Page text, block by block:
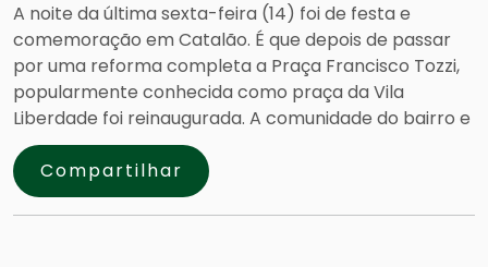
A noite da última sexta-feira (14) foi de festa e
comemoração em Catalão. É que depois de passar
por uma reforma completa a Praça Francisco Tozzi,
popularmente conhecida como praça da Vila
Liberdade foi reinaugurada. A comunidade do bairro e
Compartilhar